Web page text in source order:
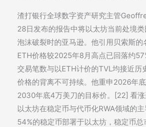
渣打银行全球数字资产研究主管
28日发布的报告中将以太坊当前处境
泡沫破裂时的亚马逊。他引用贝索斯的
ETH价格较2025年8月高点已回落约
交易笔数与以ETH计价的TVL均接近历
价格的背离不可持续。他重申2026年底
2030年底4万美刀的目标价。[22] 看
以太坊在稳定币与代币化RWA领域的
54%的稳定币部署于以太坊，稳定币